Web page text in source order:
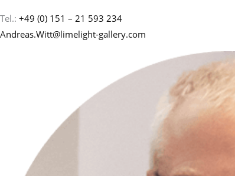
Tel.: +49 (0) 151 – 21 593 234
Andreas.Witt@limelight-gallery.com